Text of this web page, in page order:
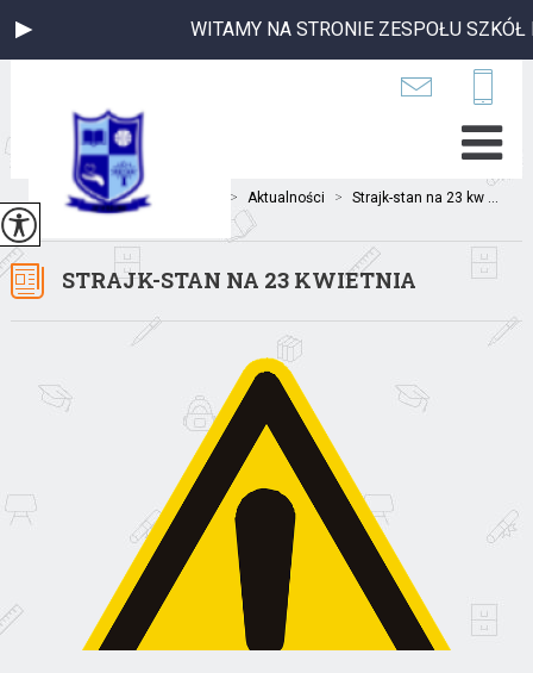
WITAMY NA STRONIE ZESPOŁU SZKÓŁ
Jesteś tutaj: > Aktualności > Strajk-stan na 23 kw ...
STRAJK-STAN NA 23 KWIETNIA